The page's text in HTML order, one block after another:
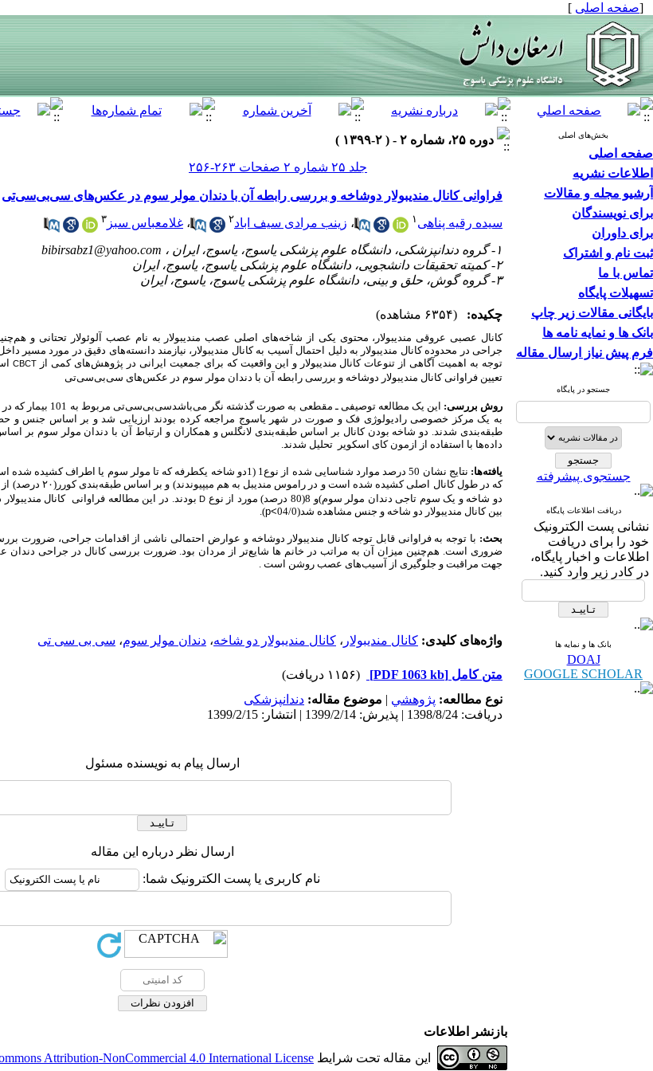
[صفحه اصلی ]
بخش‌های اصلی
صفحه اصلی
اطلاعات نشریه
آرشیو مجله و مقالات
برای نویسندگان
برای داوران
ثبت نام و اشتراک
تماس با ما
تسهیلات پایگاه
بایگانی مقالات زیر چاپ
بانک ها و نمایه نامه ها
فرم پیش نیاز ارسال مقاله
جستجو در پایگاه
جستجوی پیشرفته
دریافت اطلاعات پایگاه
نشانی پست الکترونیک
خود را برای دریافت
اطلاعات و اخبار پایگاه،
در کادر زیر وارد کنید.
بانک ها و نمایه ها
DOAJ
GOOGLE SCHOLAR
دوره ۲۵، شماره ۲ - ( ۲-۱۳۹۹ )
جلد ۲۵ شماره ۲ صفحات ۲۶۳-۲۵۶
فراوانی کانال مندیبولار دوشاخه و بررسی رابطه آن با دندان مولر سوم در عکس‌های سی‌بی‌سی‌تی
سیده رقیه پناهی ۱ ، زینب مرادی سیف اباد۲ ، غلامعباس سبز ۳
۱- گروه دندانپزشکی، دانشگاه علوم پزشکی یاسوج، یاسوج، ایران ،
bibirsabz1@yahoo.com
۲- کمیته تحقیقات دانشجویی، دانشگاه علوم پزشکی یاسوج، یاسوج، ایران
۳- گروه گوش، حلق و بینی، دانشگاه علوم پزشکی یاسوج، یاسوج، ایران
چکیده: (۶۳۵۴ مشاهده)
کانال عصبی عروقی مندیبولار، محتوی یکی از شاخه‌های اصلی عصب مندیبولار به نام عصب آلوئولار تحتانی و
جراحی در محدوده کانال مندیبولار به دلیل احتمال آسیب به کانال مندیبولار، نیازمند دانسته‌های دقیق در مورد مسیر
توجه به اهمیت آگاهی از تنوعات کانال مندیبولار و این واقعیت که برای جمعیت ایرانی در پژوهش‌های کمی ‌از
CBCT
تعیین فراوانی کانال مندیبولار دوشاخه و بررسی رابطه آن با دندان مولر سوم در عکس‌های سی‌بی‌سی‌تی
روش بررسی: این یک مطالعه توصیفی ـ مقطعی به صورت گذشته نگر می‌باشدسی‌بی‌سی‌تیمربوط به
به یک مرکز خصوصی رادیولوژی فک و صورت در شهر یاسوج مراجعه کرده بودند ارزیابی شد و بر اساس جنس و
طبقه‌بندی شدند. دو شاخه بودن کانال بر اساس طبقه‌بندی لانگلس و همکاران و ارتباط آن با دندان مولر سوم بر
داده‌‌ها با استفاده از ازمون کای اسکویر تحلیل شدند.
یافته‌ها:
که در طول کانال اصلی کشیده شده است و در راموس مندیبل به هم میپیوندند) و بر اساس طبقه‌بندی کورر(۲۰ درصد) از نوع
دو شاخه و یک سوم تاجی دندان مولر سوم)و 8(80 درصد) مورد از نوع
Dبودند. در این مطالعه فراوانی
بین کانال مندیبولار دو شاخه و جنس مشاهده شد(04/0
p<
).
بحث: با توجه به فراوانی قابل توجه کانال مندیبولار دوشاخه و عوارض احتمالی ناشی از اقدامات جراحی، ضرورت
ضروری است. هم‌چنین میزان آن به مراتب در خانم ها شایع‌تر از مردان بود. ضرورت بررسی کانال در جراحی دندان
جهت مراقبت و جلوگیری از آسیب‌های عصب روشن است .
واژه‌های کلیدی: کانال مندیبولار ، کانال مندیبولار دو شاخه، دندان مولر سوم، سی بی سی تی
متن کامل [PDF 1063 kb]
(۱۱۵۶ دریافت)
نوع مطالعه: پژوهشي | موضوع مقاله: دندانپزشکی
دریافت: 1398/8/24 | پذیرش: 1399/2/14 | انتشار: 1399/2/15
ارسال پیام به نویسنده مسئول
ارسال نظر درباره این مقاله
نام کاربری یا پست الکترونیک شما:
بازنشر اطلاعات
این مقاله تحت شرایط Attribution-NonCommercial 4.0 International License